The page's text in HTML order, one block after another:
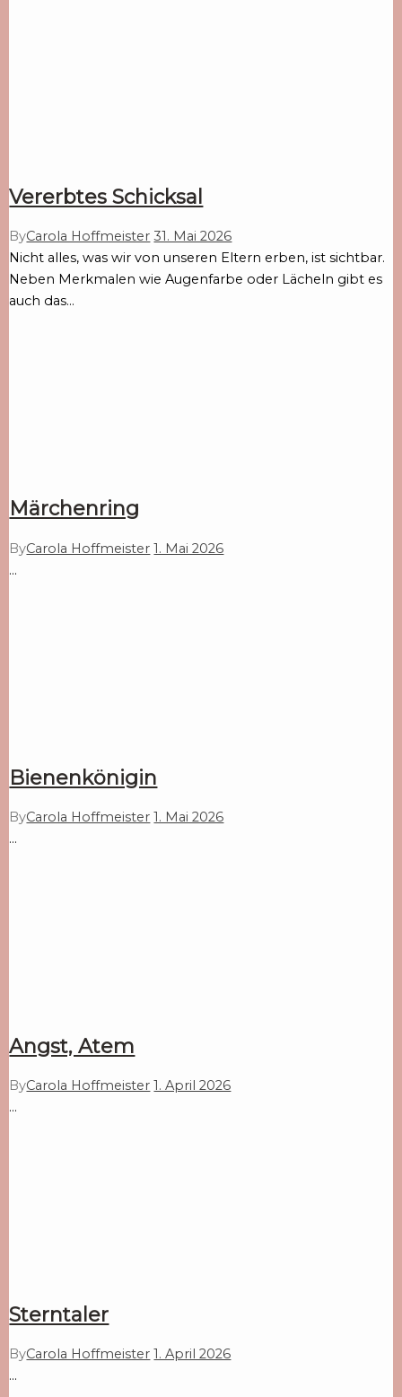
Vererbtes Schicksal
ByCarola Hoffmeister 31. Mai 2026
Nicht alles, was wir von unseren Eltern erben, ist sichtbar.
Neben Merkmalen wie Augenfarbe oder Lächeln gibt es
auch das…
Märchenring
ByCarola Hoffmeister 1. Mai 2026
…
Bienenkönigin
ByCarola Hoffmeister 1. Mai 2026
…
Angst, Atem
ByCarola Hoffmeister 1. April 2026
…
Sterntaler
ByCarola Hoffmeister 1. April 2026
…